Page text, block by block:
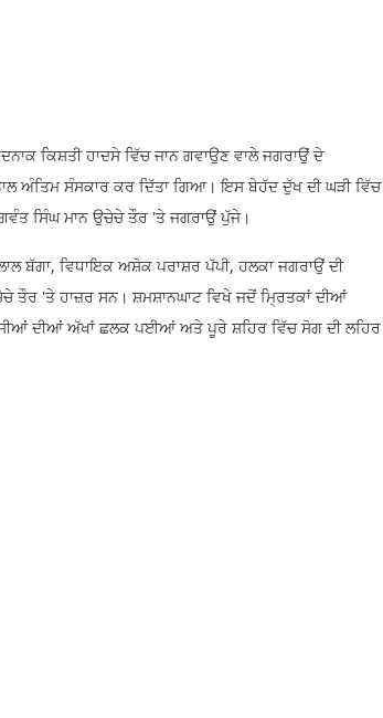
ਕਿਸ਼ਤੀ ਹਾਦਸੇ ਵਿੱਚ ਜਾਨ ਗਵਾਉਣ ਵਾਲੇ ਜਗਰਾਉਂ ਦੇ
ਅੰਤਿਮ ਸੰਸਕਾਰ ਕਰ ਦਿੱਤਾ ਗਿਆ। ਇਸ ਬੇਹੱਦ ਦੁੱਖ ਦੀ ਘੜੀ ਵਿੱਚ
ਸਿੰਘ ਮਾਨ ਉਚੇਚੇ ਤੌਰ 'ਤੇ ਜਗਰਾਉਂ ਪੁੱਜੇ।
ਬੱਗਾ, ਵਿਧਾਇਕ ਅਸ਼ੋਕ ਪਰਾਸ਼ਰ ਪੱਪੀ, ਹਲਕਾ ਜਗਰਾਉਂ ਦੀ
ਤੌਰ 'ਤੇ ਹਾਜ਼ਰ ਸਨ। ਸ਼ਮਸ਼ਾਨਘਾਟ ਵਿਖੇ ਜਦੋਂ ਮ੍ਰਿਤਕਾਂ ਦੀਆਂ
ਦੀਆਂ ਅੱਖਾਂ ਛਲਕ ਪਈਆਂ ਅਤੇ ਪੂਰੇ ਸ਼ਹਿਰ ਵਿੱਚ ਸੋਗ ਦੀ ਲਹਿਰ